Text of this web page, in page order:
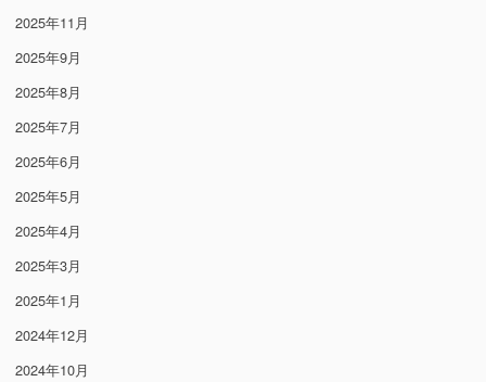
2025年11月
2025年9月
2025年8月
2025年7月
2025年6月
2025年5月
2025年4月
2025年3月
2025年1月
2024年12月
2024年10月